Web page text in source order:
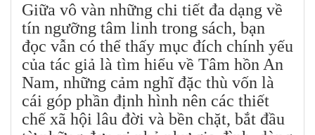
Giữa vô vàn những chi tiết đa dạng về
tín ngưỡng tâm linh trong sách, bạn
đọc vẫn có thể thấy mục đích chính yếu
của tác giả là tìm hiểu về Tâm hồn An
Nam, những cảm nghĩ đặc thù vốn là
cái góp phần định hình nên các thiết
chế xã hội lâu đời và bền chặt, bắt đầu